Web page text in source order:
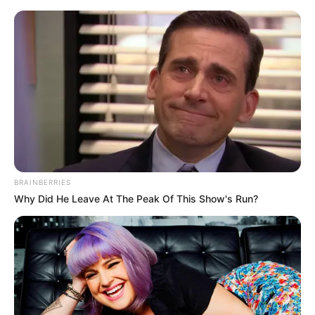
Skip
Menu
Zitronen-Kokos-
BRAINBERRIES
Why Did He Leave At The Peak Of This Show's Run?